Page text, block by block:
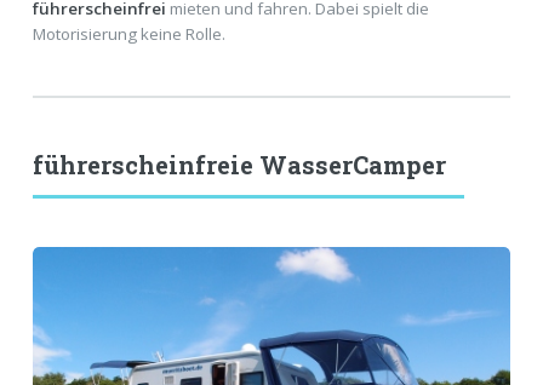
führerscheinfrei mieten und fahren. Dabei spielt die
Motorisierung keine Rolle.
führerscheinfreie WasserCamper